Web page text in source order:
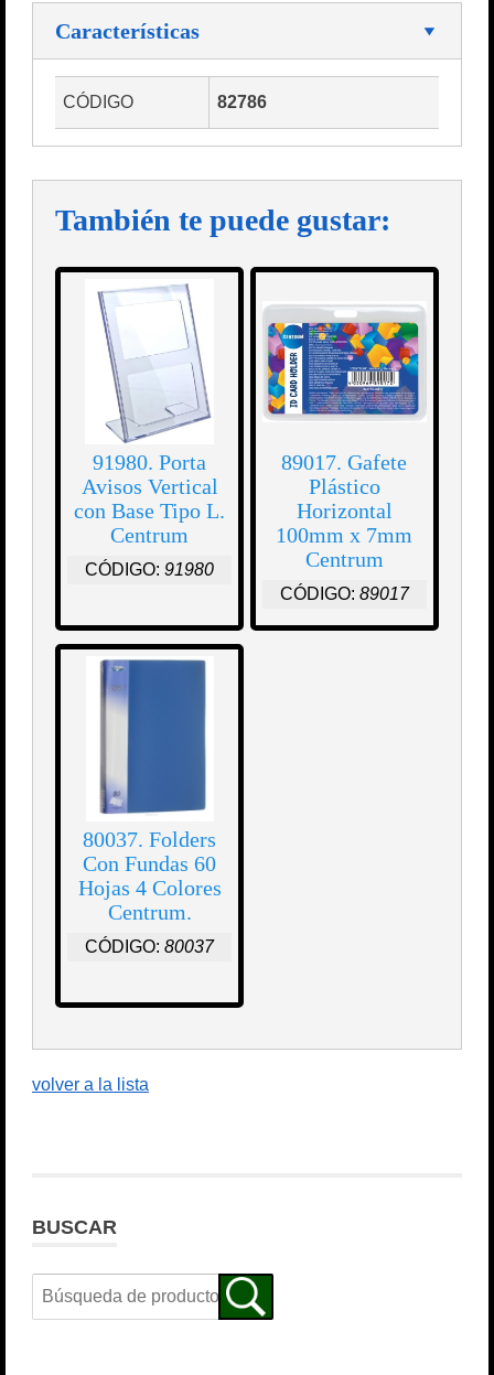
Características
CÓDIGO 82786
También te puede gustar:
91980. Porta
Avisos Vertical
con Base Tipo L.
Centrum
CÓDIGO: 91980
89017. Gafete
Plástico
Horizontal
100mm x 7mm
Centrum
CÓDIGO: 89017
80037. Folders
Con Fundas 60
Hojas 4 Colores
Centrum.
CÓDIGO: 80037
volver a la lista
BUSCAR